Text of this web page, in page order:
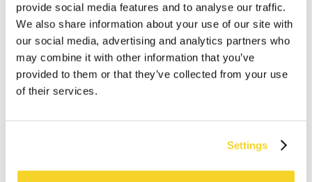
provide social media features and to analyse our traffic.
We also share information about your use of our site with
our social media, advertising and analytics partners who
may combine it with other information that you’ve
provided to them or that they’ve collected from your use
of their services.
Settings
Oorflap muts voor dames
Elastisch
Lange oorkleppen met koorden
Hoogte omslag: 7 cm
MATERIAAL EN DETAILS